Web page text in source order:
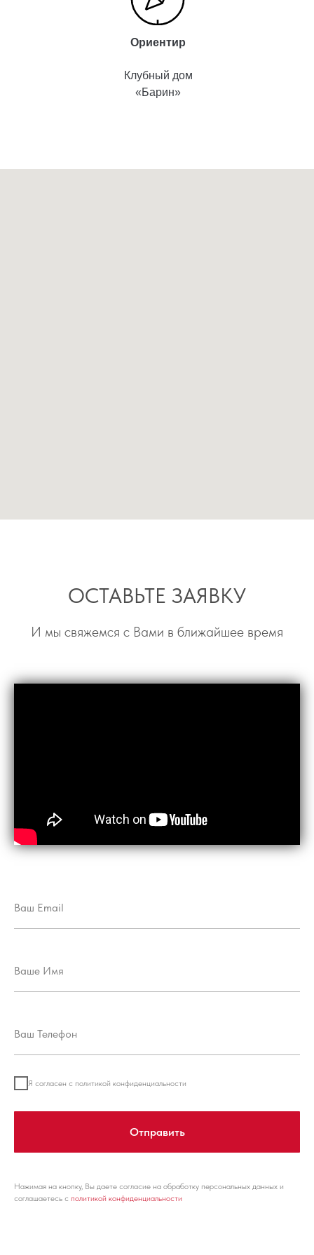
Ориентир
Клубный дом
«Барин»
ОСТАВЬТЕ ЗАЯВКУ
И мы свяжемся с Вами в ближайшее время
Я согласен с политикой конфиденциальности
Отправить
Нажимая на кнопку, Вы даете согласие на обработку персональных данных и
соглашаетесь с политикой конфиденциальности